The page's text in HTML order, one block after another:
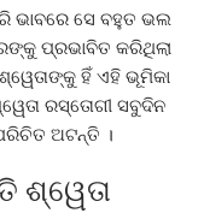
ଭାବରେ ସେ ବହୁତ ଭଲ
ପ୍ରଭାବିତ କରିଥିଲା
ହିଁ ଏହି ଭୂମିକା
ରସ୍ତୋଗୀ ସବୁଦିନ
ଅଟନ୍ତି ।
ଶ୍ୱେତା